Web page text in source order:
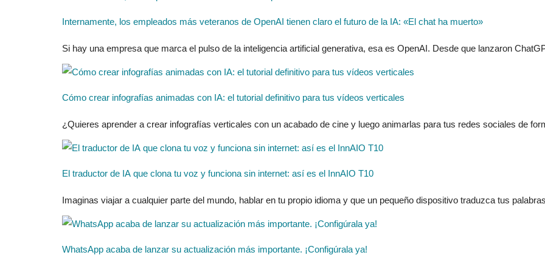
Internamente, los empleados más veteranos de OpenAI tienen claro el futuro de la IA: «El chat ha muerto»
Si hay una empresa que marca el pulso de la inteligencia artificial generativa, esa es OpenAI. Desde que lanzaron
Cómo crear infografías animadas con IA: el tutorial definitivo para tus vídeos verticales
¿Quieres aprender a crear infografías verticales con un acabado de cine y luego animarlas para tus redes sociales de
El traductor de IA que clona tu voz y funciona sin internet: así es el InnAIO T10
Imaginas viajar a cualquier parte del mundo, hablar en tu propio idioma y que un pequeño dispositivo traduzca tus
WhatsApp acaba de lanzar su actualización más importante. ¡Configúrala ya!